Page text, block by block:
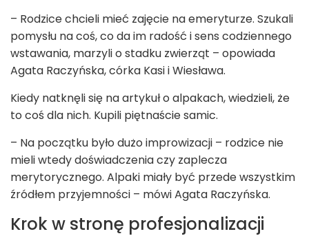
– Rodzice chcieli mieć zajęcie na emeryturze. Szukali
pomysłu na coś, co da im radość i sens codziennego
wstawania, marzyli o stadku zwierząt – opowiada
Agata Raczyńska, córka Kasi i Wiesława.
Kiedy natknęli się na artykuł o alpakach, wiedzieli, że
to coś dla nich. Kupili piętnaście samic.
– Na początku było dużo improwizacji – rodzice nie
mieli wtedy doświadczenia czy zaplecza
merytorycznego. Alpaki miały być przede wszystkim
źródłem przyjemności – mówi Agata Raczyńska.
Krok w stronę profesjonalizacji